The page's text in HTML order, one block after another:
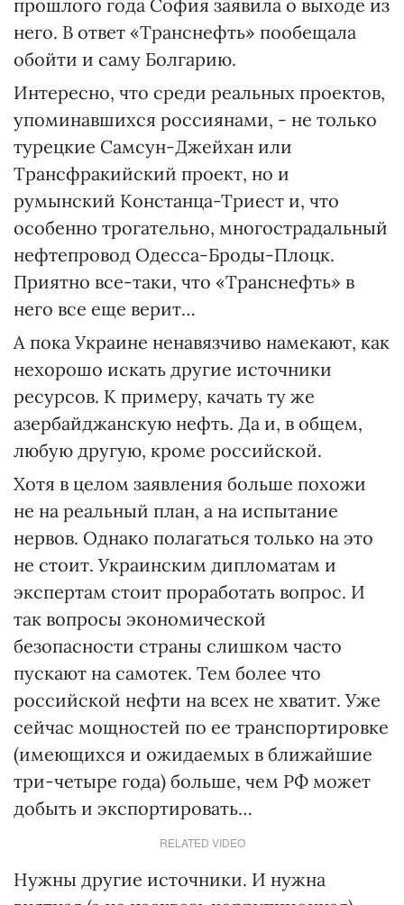
прошлого года София заявила о выходе из
него. В ответ «Транснефть» пообещала
обойти и саму Болгарию.
Интересно, что среди реальных проектов,
упоминавшихся россиянами, - не только
турецкие Самсун-Джейхан или
Трансфракийский проект, но и
румынский Констанца-Триест и, что
особенно трогательно, многострадальный
нефтепровод Одесса-Броды-Плоцк.
Приятно все-таки, что «Транснефть» в
него все еще верит…
А пока Украине ненавязчиво намекают, как
нехорошо искать другие источники
ресурсов. К примеру, качать ту же
азербайджанскую нефть. Да и, в общем,
любую другую, кроме российской.
Хотя в целом заявления больше похожи
не на реальный план, а на испытание
нервов. Однако полагаться только на это
не стоит. Украинским дипломатам и
экспертам стоит проработать вопрос. И
так вопросы экономической
безопасности страны слишком часто
пускают на самотек. Тем более что
российской нефти на всех не хватит. Уже
сейчас мощностей по ее транспортировке
(имеющихся и ожидаемых в ближайшие
три-четыре года) больше, чем РФ может
добыть и экспортировать…
RELATED VIDEO
Нужны другие источники. И нужна